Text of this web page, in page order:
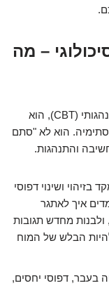
– מה
טיפול פסיכולוגי, ובמיוחד טיפול קוגניטיבי-התנהגותי (CBT), הוא
הוא לא "סתם
והתנהגות.
בזיהוי ושינוי דפוסי
איך לאתגר
ולבנות מחדש תגובות
הבלש של המוח
בעבר, דפוסי יחסים,